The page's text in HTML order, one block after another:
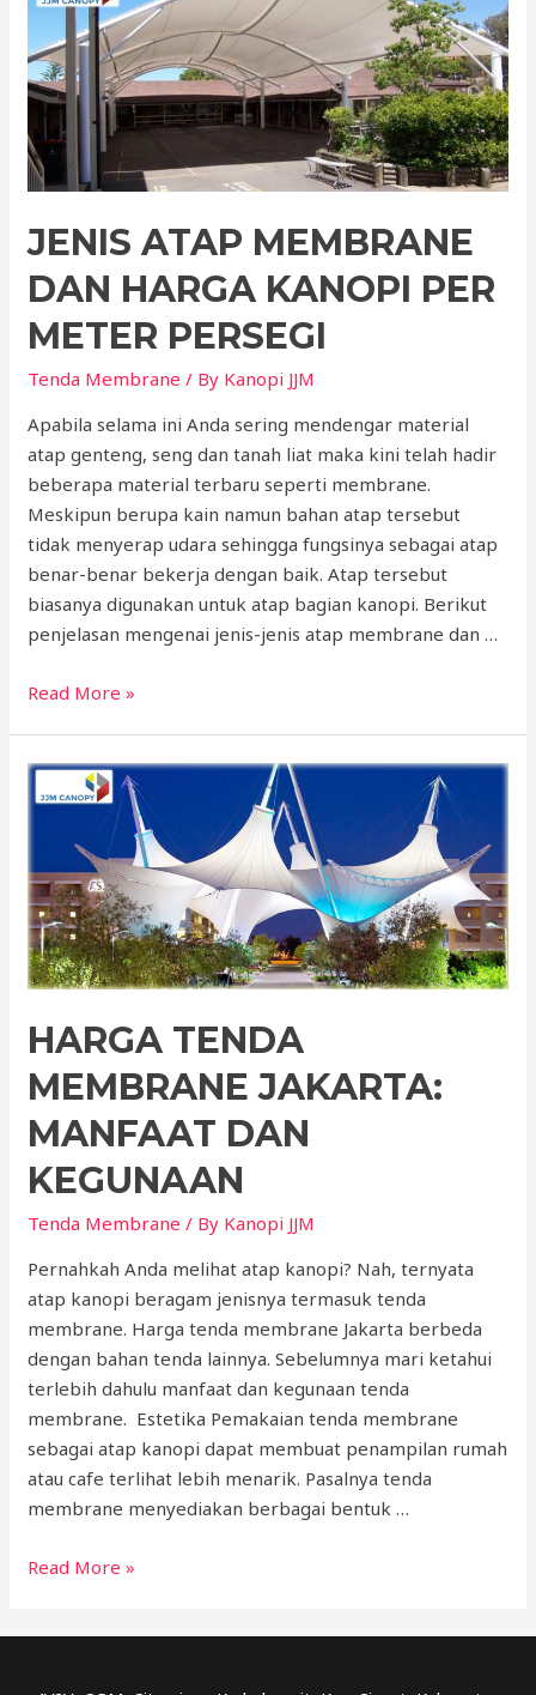
Meter
Persegi
JENIS ATAP MEMBRANE
DAN HARGA KANOPI PER
METER PERSEGI
Tenda Membrane / By Kanopi JJM
Apabila selama ini Anda sering mendengar material
atap genteng, seng dan tanah liat maka kini telah hadir
beberapa material terbaru seperti membrane.
Meskipun berupa kain namun bahan atap tersebut
tidak menyerap udara sehingga fungsinya sebagai atap
benar-benar bekerja dengan baik. Atap tersebut
biasanya digunakan untuk atap bagian kanopi. Berikut
penjelasan mengenai jenis-jenis atap membrane dan …
Jenis
Harga
Kanopi
Per
Meter
Persegi
Read More »
HARGA TENDA
MEMBRANE JAKARTA:
MANFAAT DAN
KEGUNAAN
Tenda Membrane / By Kanopi JJM
Pernahkah Anda melihat atap kanopi? Nah, ternyata
atap kanopi beragam jenisnya termasuk tenda
membrane. Harga tenda membrane Jakarta berbeda
dengan bahan tenda lainnya. Sebelumnya mari ketahui
terlebih dahulu manfaat dan kegunaan tenda
membrane. Estetika Pemakaian tenda membrane
sebagai atap kanopi dapat membuat penampilan rumah
atau cafe terlihat lebih menarik. Pasalnya tenda
membrane menyediakan berbagai bentuk …
Harga
Read More »